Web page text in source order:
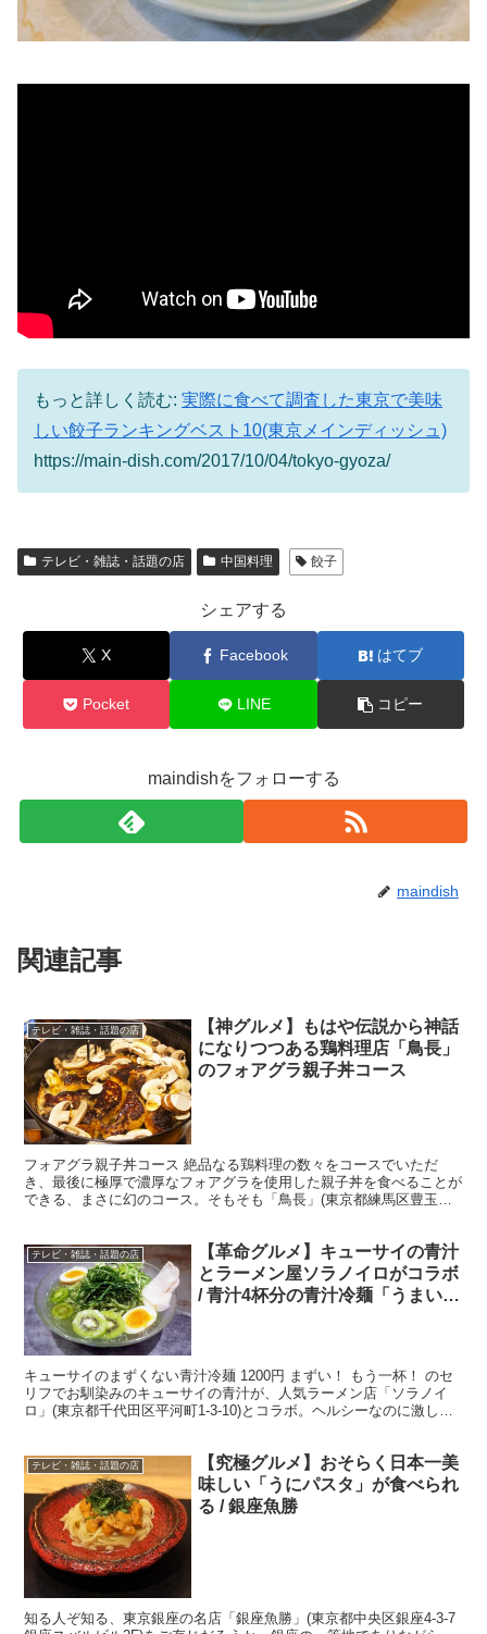
もっと詳しく読む: 実際に食べて調査した東京で美味
しい餃子ランキングベスト10(東京メインディッシュ)
https://main-dish.com/2017/10/04/tokyo-gyoza/
テレビ・雑誌・話題の店 中国料理 餃子
シェアする
X Facebook はてブ
Pocket LINE コピー
maindishをフォローする
maindish
関連記事
テレビ・雑誌・話題の店
【神グルメ】もはや伝説から神話
になりつつある鶏料理店「鳥長」
のフォアグラ親子丼コース
フォアグラ親子丼コース 絶品なる鶏料理の数々をコースでいただ
き、最後に極厚で濃厚なフォアグラを使用した親子丼を食べることが
できる、まさに幻のコース。そもそも「鳥長」(東京都練馬区豊玉北
テレビ・雑誌・話題の店
【革命グルメ】キューサイの青汁
とラーメン屋ソラノイロがコラボ
/ 青汁4杯分の青汁冷麺「うまい！
キューサイのまずくない青汁冷麺 1200円 まずい！ もう一杯！ のセ
リフでお馴染みのキューサイの青汁が、人気ラーメン店「ソラノイ
ロ」(東京都千代田区平河町1-3-10)とコラボ。ヘルシーなのに激しく
テレビ・雑誌・話題の店
【究極グルメ】おそらく日本一美
味しい「うにパスタ」が食べられ
る / 銀座魚勝
知る人ぞ知る、東京銀座の名店「銀座魚勝」(東京都中央区銀座4-3-7